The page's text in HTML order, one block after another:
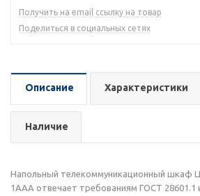
Получить на email ссылку на товар
Поделиться в социальных сетях
Описание Характеристики
Наличие
Напольный телекоммуникационный
1ААА отвечает требованиям ГОСТ 28601.1